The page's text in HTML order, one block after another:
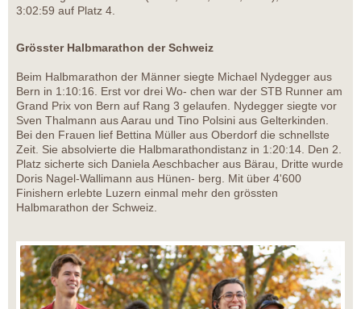
3:02:59 auf Platz 4.
Grösster Halbmarathon der Schweiz
Beim Halbmarathon der Männer siegte Michael Nydegger aus
Bern in 1:10:16. Erst vor drei Wo- chen war der STB Runner am
Grand Prix von Bern auf Rang 3 gelaufen. Nydegger siegte vor
Sven Thalmann aus Aarau und Tino Polsini aus Gelterkinden.
Bei den Frauen lief Bettina Müller aus Oberdorf die schnellste
Zeit. Sie absolvierte die Halbmarathondistanz in 1:20:14. Den 2.
Platz sicherte sich Daniela Aeschbacher aus Bärau, Dritte wurde
Doris Nagel-Wallimann aus Hünen- berg. Mit über 4'600
Finishern erlebte Luzern einmal mehr den grössten
Halbmarathon der Schweiz.